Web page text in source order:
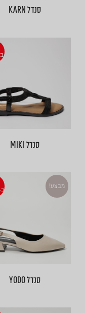
סנדל KARN
ב-
סנדל MIKI
ב-
מבצע!
סנדל YODO